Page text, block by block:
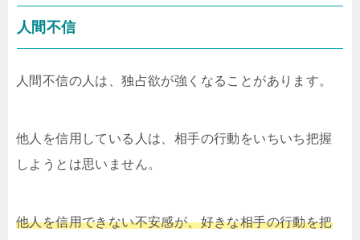
人間不信
人間不信の人は、独占欲が強くなることがあります。
他人を信用している人は、相手の行動をいちいち把握
しようとは思いません。
他人を信用できない不安感が、好きな相手の行動を把